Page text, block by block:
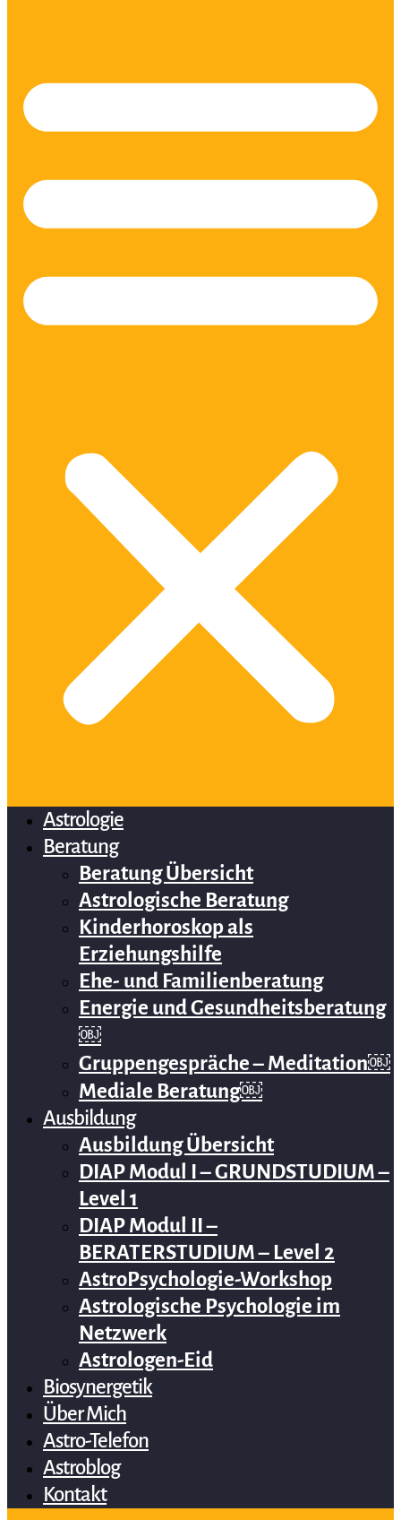
Astrologie
Beratung
Beratung Übersicht
Astrologische Beratung
Kinderhoroskop als
Erziehungshilfe
Ehe- und Familienberatung
Energie und Gesundheitsberatung
￼
Gruppengespräche – Meditation￼
Mediale Beratung￼
Ausbildung
Ausbildung Übersicht
DIAP Modul I – GRUNDSTUDIUM –
Level 1
DIAP Modul II –
BERATERSTUDIUM – Level 2
AstroPsychologie-Workshop
Astrologische Psychologie im
Netzwerk
Astrologen-Eid
Biosynergetik
Über Mich
Astro-Telefon
Astroblog
Kontakt